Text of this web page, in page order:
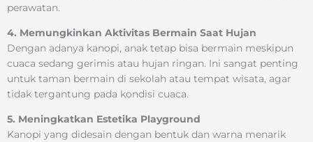
perawatan.
4. Memungkinkan Aktivitas Bermain Saat Hujan
Dengan adanya kanopi, anak tetap bisa bermain meskipun
cuaca sedang gerimis atau hujan ringan. Ini sangat penting
untuk taman bermain di sekolah atau tempat wisata, agar
tidak tergantung pada kondisi cuaca.
5. Meningkatkan Estetika Playground
Kanopi yang didesain dengan bentuk dan warna menarik